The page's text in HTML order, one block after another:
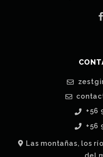
+56
+56
Las montañas, los